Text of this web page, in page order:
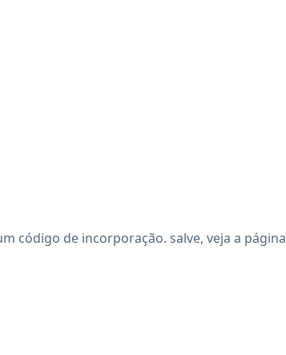
código de incorporação. salve, veja a